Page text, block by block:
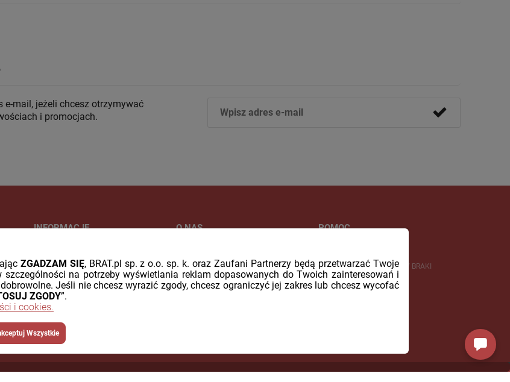
e-mail, jeżeli chcesz otrzymywać
i promocjach.
INFORMACJE
PŁATNOŚĆ ODROCZONA PAYPO
WYSYŁKA ZA GRANICĘ
O NAS
FIRMA BRAT.pl
KATALOG PRODUKTÓW
POMOC
REKLAMACJE / ZWROTY / BRAKI
BAZA PYTAŃ
ZGADZAM SIĘ, BRAT.pl sp. z o.o. sp. k. oraz Zaufani Partnerzy będą przetwarzać Twoje
na potrzeby wyświetlania reklam dopasowanych do Twoich zainteresowań i
Jeśli nie chcesz wyrazić zgody, chcesz ograniczyć jej zakres lub chcesz wycofać
ZGODY”.
i cookies.
Wszystkie